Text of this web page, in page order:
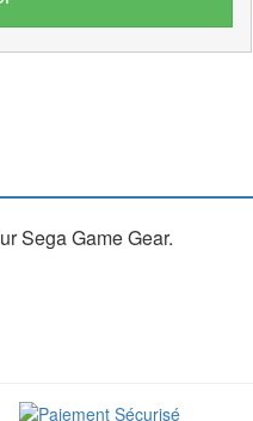
Sega Game Gear.